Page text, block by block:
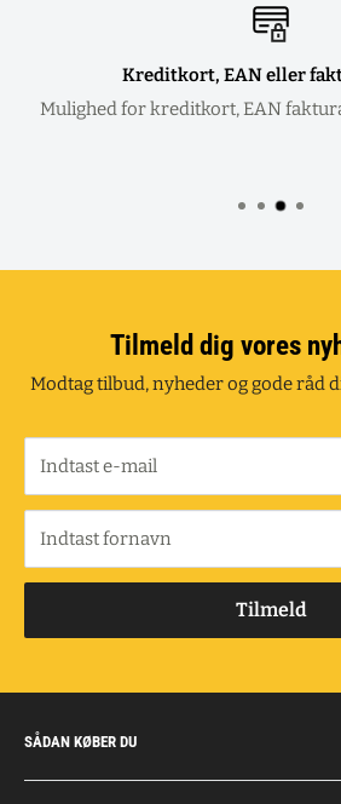
Kreditkort, EAN eller
Mulighed for kreditkort, EAN
Tilmeld dig vores
Modtag tilbud, nyheder og gode råd
Indtast e-mail
Indtast fornavn
Tilmeld
SÅDAN KØBER DU
Handelsbetingelser